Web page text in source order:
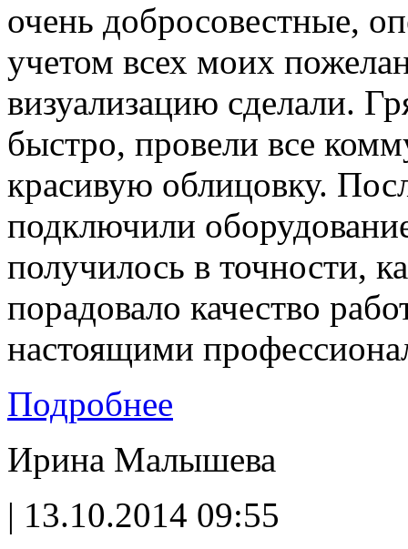
очень добросовестные,
учетом всех моих
визуализацию сделали.
быстро, провели все
красивую облицовку.
подключили
получилось в точности,
порадовало качество
настоящими
Подробнее
Ирина Малышева
| 13.10.2014 09:55